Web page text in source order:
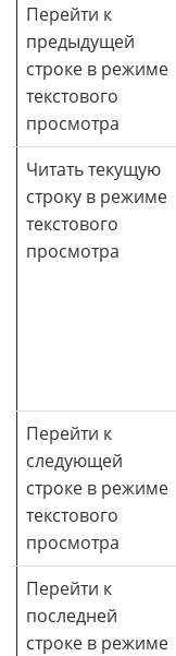
Перейти к
предыдущей
строке в режиме
текстового
просмотра
Читать текущую
строку в режиме
текстового
просмотра
Перейти к
следующей
строке в режиме
текстового
просмотра
Перейти к
последней
строке в режиме